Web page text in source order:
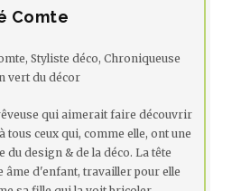
Comte
Styliste déco, Chroniqueuse
vert du décor
qui aimerait faire découvrir
tous ceux qui, comme elle, ont une
du design & de la déco. La tête
âme d'enfant, travailler pour elle